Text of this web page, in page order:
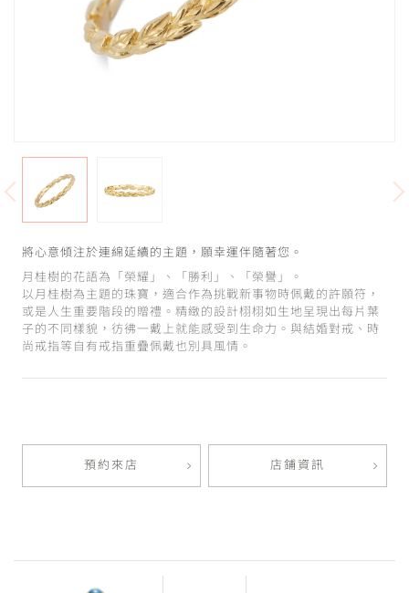
將心意傾注於連綿延續的主題，願幸運伴隨著您。
月桂樹的花語為「榮耀」、「勝利」、「榮譽」。
以月桂樹為主題的珠寶，適合作為挑戰新事物時佩戴的許願符，
或是人生重要階段的贈禮。精緻的設計栩栩如生地呈現出每片葉
子的不同樣貌，彷彿一戴上就能感受到生命力。與結婚對戒、時
尚戒指等自有戒指重疊佩戴也別具風情。
預約來店 店鋪資訊